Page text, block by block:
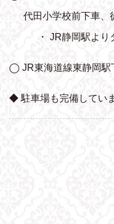
代田小学校前下車、
・ JR静岡駅よ
◯ JR東海道線東静岡駅
◆ 駐車場も完備してい